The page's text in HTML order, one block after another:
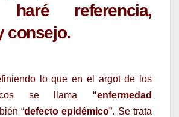
haré referencia,
consejo.
lo que en el argot de los
se llama “enfermedad
“defecto epidémico”. Se trata